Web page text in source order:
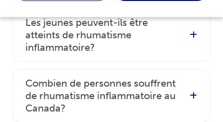
spondylarthrite axiale.
Il n’existe actuellement aucun remède curatif
contre le rhumatisme inflammatoire, mais il
existe plusieurs traitements qui contribuent à en
Les jeunes peuvent-ils être
atteints de rhumatisme
inflammatoire?
personnes de tous âges. Environ 20 % des
personnes âgées de 15 ans ou plus souffrent de
Combien de personnes souffrent
de rhumatisme inflammatoire au
Canada?